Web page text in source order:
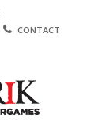
CONTACT